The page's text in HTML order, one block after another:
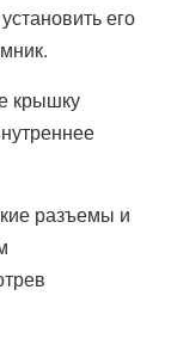
его
крышку
разъемы и